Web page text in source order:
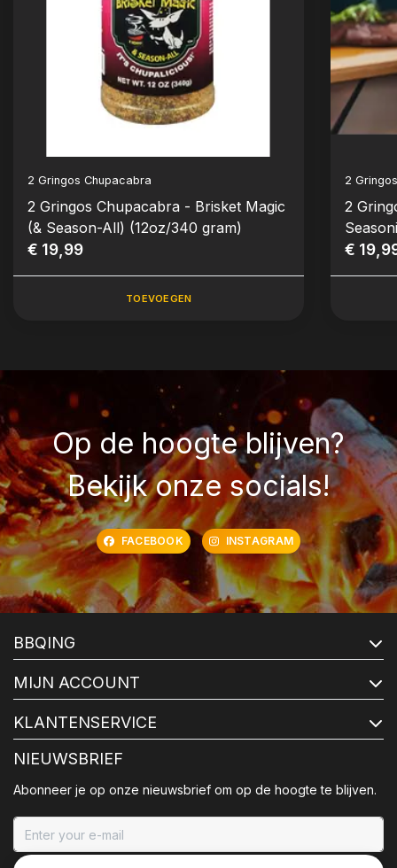
2 Gringos Chupacabra
2 Gringos Chupacabra - Brisket Magic
(& Season-All) (12oz/340 gram)
€ 19,99
TOEVOEGEN
2
2
gram)
€
Op de hoogte blijven?
Bekijk onze socials!
FACEBOOK INSTAGRAM
BBQING
MIJN ACCOUNT
KLANTENSERVICE
NIEUWSBRIEF
Abonneer je op onze nieuwsbrief om op de hoogte te blijven.